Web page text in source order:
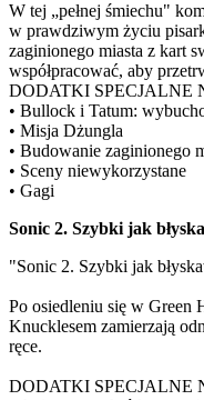
W tej „pełnej śmiechu"
w prawdziwym życiu
zaginionego miasta z kart
współpracować, aby
DODATKI SPECJALNE
• Bullock i Tatum:
• Misja Dżungla
• Budowanie zaginionego
• Sceny niewykorzystane
• Gagi
Sonic 2. Szybki jak
"Sonic 2. Szybki jak
Po osiedleniu się w Green
Knucklesem zamierzają
ręce.
DODATKI SPECJALNE